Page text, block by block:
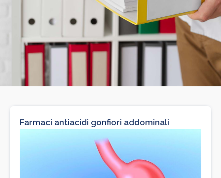
Farmaci antiacidi gonfiori addominali